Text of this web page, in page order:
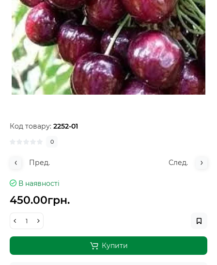
Код товару: 2252-01
0
Пред. След.
В наявності
450.00грн.
Купити